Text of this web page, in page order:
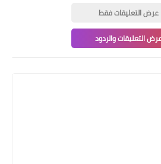
عرض التعليقات فقط
التعليقات والردود